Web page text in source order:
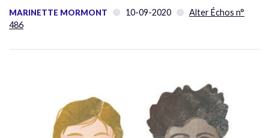
MARINETTE MORMONT 10-09-2020
Alter Échos n°
486